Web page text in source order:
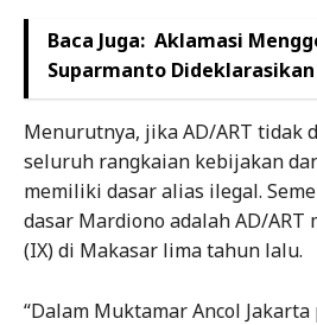
Baca Juga: Aklamasi
Suparmanto Dideklarasikan
Menurutnya, jika AD/ART tidak
seluruh rangkaian kebijakan
memiliki dasar alias ilegal.
dasar Mardiono adalah AD/
(IX) di Makasar lima tahun lalu.
“Dalam Muktamar Ancol